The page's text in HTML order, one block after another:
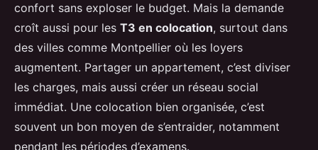
confort sans exploser le budget. Mais la demande
croît aussi pour les T3 en colocation, surtout dans
des villes comme Montpellier où les loyers
augmentent. Partager un appartement, c’est diviser
les charges, mais aussi créer un réseau social
immédiat. Une colocation bien organisée, c’est
souvent un bon moyen de s’entraider, notamment
pendant les périodes d’examens.